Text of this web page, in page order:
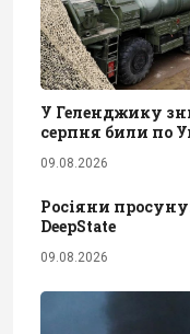
У Геленджику
серпня били по
09.08.2026
Росіяни
DeepState
09.08.2026